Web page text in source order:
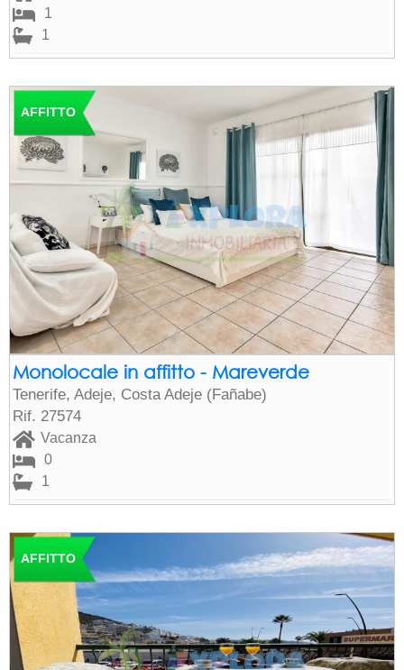
1
1
AFFITTO
Monolocale in affitto - Mareverde
Tenerife, Adeje, Costa Adeje (Fañabe)
Rif. 27574
Vacanza
0
1
AFFITTO